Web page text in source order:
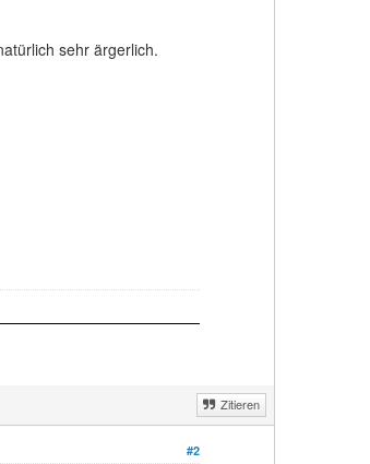
sehr ärgerlich.
Zitieren
#2